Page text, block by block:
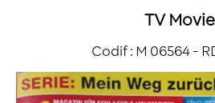
TV Movie
Codif : M 06564 -